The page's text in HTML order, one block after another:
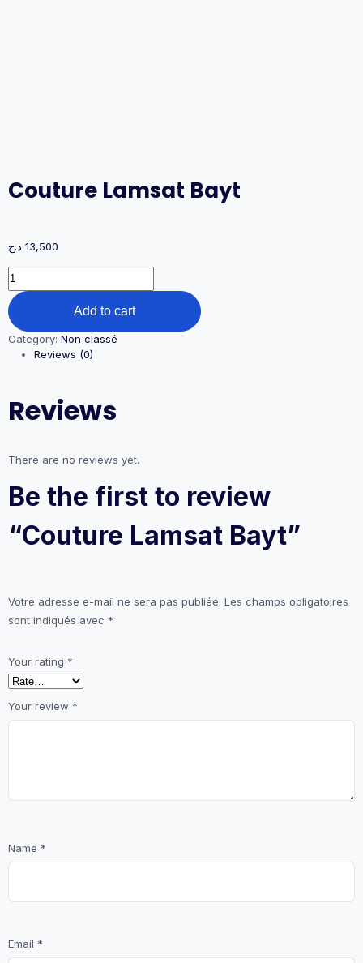
Couture Lamsat Bayt
13,500 د.ج
Couture
Lamsat
Bayt
quantity
Add to cart
Category: Non classé
Reviews (0)
Reviews
There are no reviews yet.
Be the first to review
“Couture Lamsat Bayt”
Votre adresse e-mail ne sera pas publiée. Les champs obligatoires
sont indiqués avec *
Your rating *
Your review *
Name *
Email *